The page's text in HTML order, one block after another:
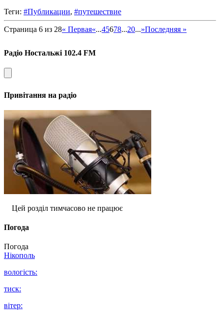
Теги: #Публикации, #путешествие
Страница 6 из 28« Первая«...45678...20...»Последняя »
Радіо Ностальжі 102.4 FM
Привітання на радіо
Цей розділ тимчасово не працює
Погода
Погода
Нікополь
вологість:
тиск:
вітер: